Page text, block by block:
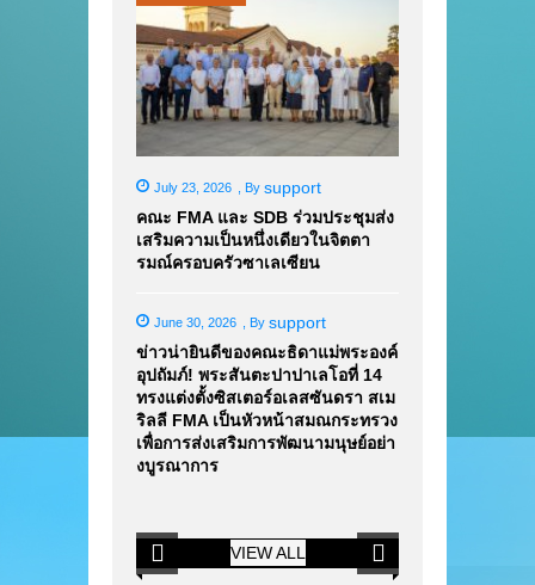
July 23, 2026 By support
คณะ FMA และ SDB ร่วมประชุมส่ง
เสริมความเป็นหนึ่งเดียวในจิตตา
รมณ์ครอบครัวซาเลเซียน
June 30, 2026 By support
ข่าวน่ายินดีของคณะธิดาแม่พระองค์
อุปถัมภ์! พระสันตะปาปาเลโอที่ 14
ทรงแต่งตั้งซิสเตอร์อเลสซันดรา สเม
ริลลี FMA เป็นหัวหน้าสมณกระทรวง
เพื่อการส่งเสริมการพัฒนามนุษย์อย่า
งบูรณาการ
VIEW ALL